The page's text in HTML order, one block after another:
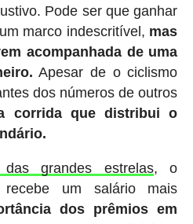
Pode ser que ganhar
marco indescritível, mas
acompanhada de uma
Apesar de o ciclismo
dos números de outros
corrida que distribui o
grandes estrelas, o
um salário mais
dos prêmios em